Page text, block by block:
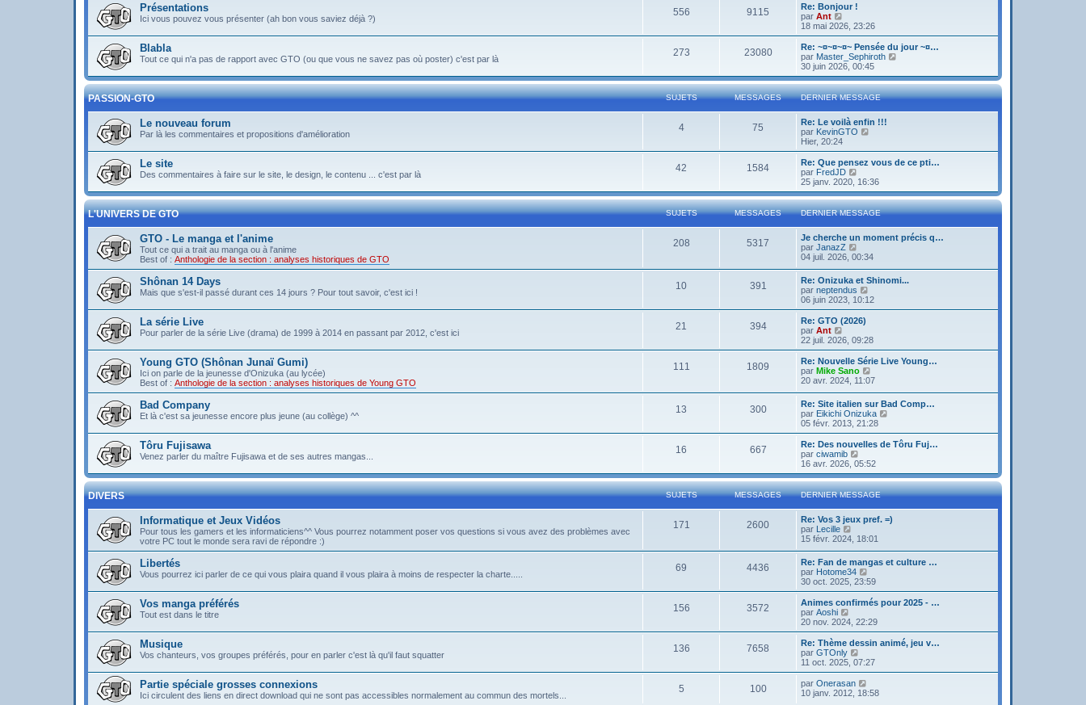
e
r
n
i
e
r
m
e
s
s
g
e
Présentations
Ici vous pouvez vous présenter (ah bon vous saviez déjà ?)
556 9115
Re: Bonjour !
par Ant
o
i
r
l
e
e
r
n
i
e
r
e
s
s
a
g
e
18 mai 2026, 23:26
Blabla
Tout ce qui n'a pas de rapport avec GTO (ou que vous ne savez pas où poster) c'est par là
273 23080
Re: ~¤~¤~¤~ Pensée du jour ~¤…
par Master_Sephiroth
i
r
l
d
i
e
e
s
s
g
e
30 juin 2026, 00:45
PASSION-GTO SUJETS MESSAGES DERNIER MESSAGE
Le nouveau forum
Par là les commentaires et propositions d'amélioration
4 75
Re: Le voilà enfin !!!
par KevinGTO
i
r
e
e
r
n
i
e
m
s
s
a
g
Hier, 20:24
Le site
Des commentaires à faire sur le site, le design, le contenu ... c'est par là
42 1584
Re: Que pensez vous de ce pti…
par FredJD
o
i
r
l
d
e
n
i
e
r
m
s
s
a
g
25 janv. 2020, 16:36
L'UNIVERS DE GTO SUJETS MESSAGES DERNIER MESSAGE
GTO - Le manga et l'anime
Tout ce qui a trait au manga ou à l'anime
Best of : Anthologie de la section : analyses historiques de GTO
208 5317
Je cherche un moment précis q…
par JanazZ
o
l
e
d
e
r
i
e
r
m
e
s
s
a
g
04 juil. 2026, 00:34
Shônan 14 Days
Mais que s'est-il passé durant ces 14 jours ? Pour tout savoir, c'est ici !
10 391
Re: Onizuka et Shinomi...
par neptendus
o
i
e
e
r
n
i
e
r
m
e
s
s
g
e
06 juin 2023, 10:12
La série Live
Pour parler de la série Live (drama) de 1999 à 2014 en passant par 2012, c'est ici
21 394
Re: GTO (2026)
par Ant
o
i
r
l
e
e
r
n
i
e
r
m
e
s
s
a
22 juil. 2026, 09:28
Young GTO (Shônan Junaï Gumi)
Ici on parle de la jeunesse d'Onizuka (au lycée)
Best of : Anthologie de la section : analyses historiques de Young GTO
111 1809
Re: Nouvelle Série Live Young…
par Mike Sano
o
l
e
d
r
i
e
r
m
s
a
g
e
20 avr. 2024, 11:07
Bad Company
Et là c'est sa jeunesse encore plus jeune (au collège) ^^
13 300
Re: Site italien sur Bad Comp…
par Eikichi Onizuka
i
r
e
r
i
e
s
s
05 févr. 2013, 21:28
Tôru Fujisawa
Venez parler du maître Fujisawa et de ses autres mangas...
16 667
Re: Des nouvelles de Tôru Fuj…
par ciwamib
o
i
r
l
d
e
n
i
e
r
m
s
a
g
16 avr. 2026, 05:52
DIVERS SUJETS MESSAGES DERNIER MESSAGE
Informatique et Jeux Vidéos
Pour tous les gamers et les informaticiens^^ Vous pourrez notamment poser vos questions si vous avez des problèmes avec
votre PC tout le monde sera ravi de répondre :)
171 2600
Re: Vos 3 jeux pref. =)
par Lecille
l
e
d
e
r
i
e
r
m
e
s
s
a
15 févr. 2024, 18:01
Libertés
Vous pourrez ici parler de ce qui vous plaira quand il vous plaira à moins de respecter la charte.....
69 4436
Re: Fan de mangas et culture …
par Hotome34
o
i
r
e
e
r
n
i
m
30 oct. 2025, 23:59
Vos manga préférés
Tout est dans le titre
156 3572
Animes confirmés pour 2025 - …
par Aoshi
o
i
r
l
e
d
r
n
20 nov. 2024, 22:29
Musique
Vos chanteurs, vos groupes préférés, pour en parler c'est là qu'il faut squatter
136 7658
Re: Thème dessin animé, jeu v…
par GTOnly
o
i
r
l
11 oct. 2025, 07:27
Partie spéciale grosses connexions
Ici circulent des liens en direct download qui ne sont pas accessibles normalement au commun des mortels...
5 100 par Onerasan
o
10 janv. 2012, 18:58